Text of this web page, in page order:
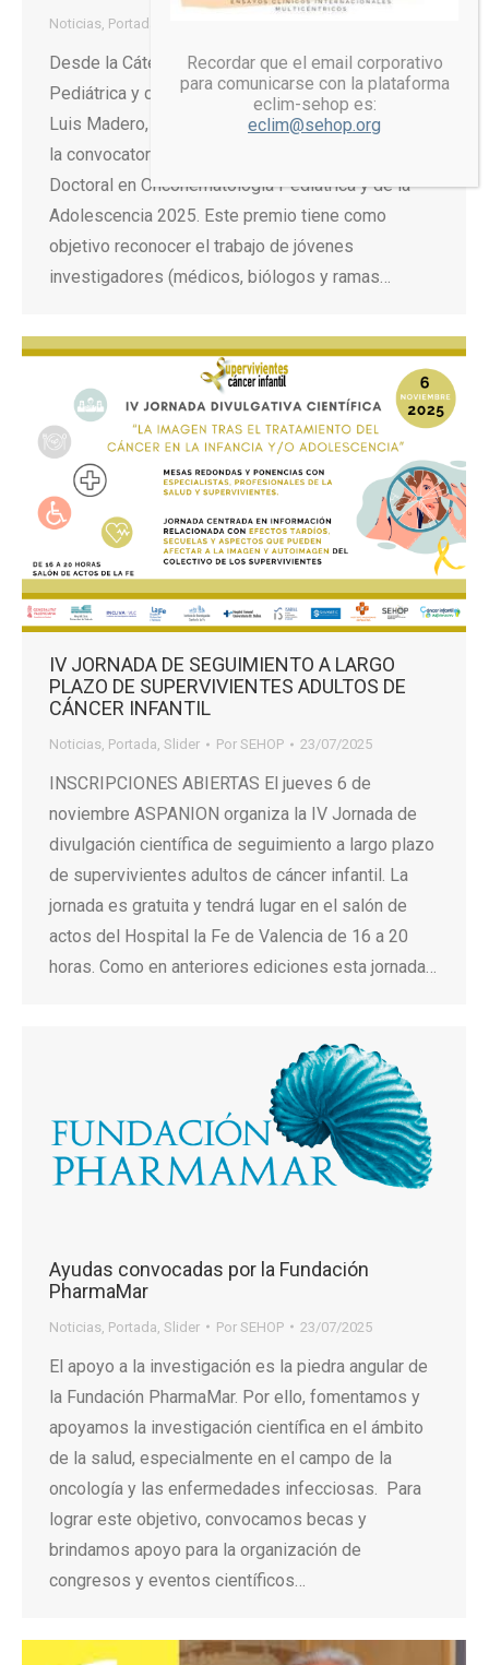
Noticias, Portada
Desde la Cátedra UAM-FOI de Oncohematología
Pediátrica y de la Adolescencia, dirigida por el Dr.
Luis Madero, nos complace anunciar la apertura de
la convocatoria del Premio a la Mejor Tesis
Doctoral en Oncohematología Pediátrica y de la
Adolescencia 2025. Este premio tiene como
objetivo reconocer el trabajo de jóvenes
investigadores (médicos, biólogos y ramas…
IV JORNADA DE SEGUIMIENTO A LARGO
PLAZO DE SUPERVIVIENTES ADULTOS DE
CÁNCER INFANTIL
Noticias, Portada, Slider Por SEHOP 23/07/2025
INSCRIPCIONES ABIERTAS El jueves 6 de
noviembre ASPANION organiza la IV Jornada de
divulgación científica de seguimiento a largo plazo
de supervivientes adultos de cáncer infantil. La
jornada es gratuita y tendrá lugar en el salón de
actos del Hospital la Fe de Valencia de 16 a 20
horas. Como en anteriores ediciones esta jornada…
Ayudas convocadas por la Fundación
PharmaMar
Noticias Portada Slider Por SEHOP 23/07/2025
El apoyo a la investigación es la piedra angular de
la Fundación PharmaMar. Por ello, fomentamos y
apoyamos la investigación científica en el ámbito
de la salud, especialmente en el campo de la
oncología y las enfermedades infecciosas. Para
lograr este objetivo, convocamos becas y
brindamos apoyo para la organización de
congresos y eventos científicos…
Recordar que el email corporativo
para comunicarse con la plataforma
eclim-sehop es:
eclim@sehop.org